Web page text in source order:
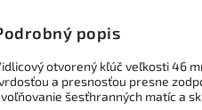
popis
otvorený kľúč veľkosti 46
a presnosťou presne
šesťhranných matíc a